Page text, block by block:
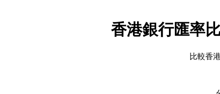
香港銀行匯率
比較香